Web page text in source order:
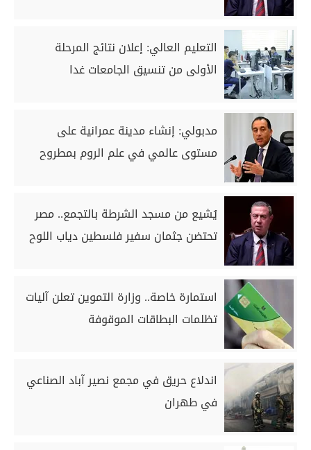
التعليم العالي: إعلان نتائج المرحلة
الأولى من تنسيق الجامعات غدا
مدبولي: إنشاء مدينة عمرانية على
مستوى عالمي في علم الروم بمطروح
يُشيع من مسجد الشرطة بالتجمع.. مصر
تحتضن جثمان سفير فلسطين دياب اللوح
استمارة خاصة.. وزارة التموين تعلن آليات
تظلمات البطاقات الموقوفة
اندلاع حريق في مجمع نصير آباد الصناعي
في طهران